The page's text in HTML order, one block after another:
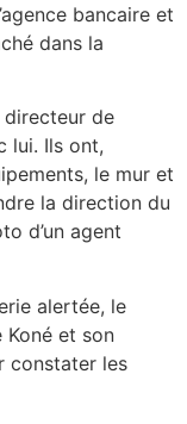
bancaire et
dans la
directeur de
lui. Ils ont,
le mur et
la direction du
d’un agent
alertée, le
Koné et son
constater les